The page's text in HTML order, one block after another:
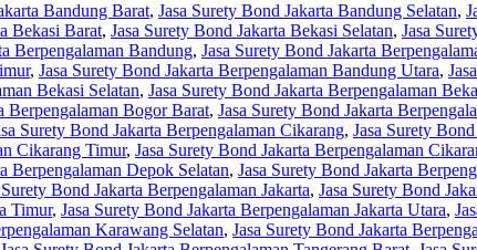
Bandung Barat, Jasa Surety Bond Jakarta Bandung Selatan,
Bekasi Barat, Jasa Surety Bond Jakarta Bekasi Selatan, Jasa
Berpengalaman Bandung, Jasa Surety Bond Jakarta
, Jasa Surety Bond Jakarta Berpengalaman Bandung Utara,
Bekasi Selatan, Jasa Surety Bond Jakarta Berpengalaman
Berpengalaman Bogor Barat, Jasa Surety Bond Jakarta
Surety Bond Jakarta Berpengalaman Cikarang, Jasa Surety
Cikarang Timur, Jasa Surety Bond Jakarta Berpengalaman
Berpengalaman Depok Selatan, Jasa Surety Bond Jakarta
Surety Bond Jakarta Berpengalaman Jakarta, Jasa Surety Bond
Timur, Jasa Surety Bond Jakarta Berpengalaman Jakarta Utara,
Karawang Selatan, Jasa Surety Bond Jakarta